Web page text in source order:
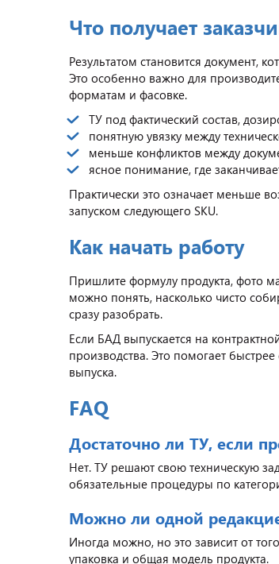
Что получает
Результатом становится документ,
Это особенно важно для
форматам и фасовке.
ТУ под фактический состав,
понятную увязку между
меньше конфликтов между
ясное понимание, где
Практически это означает меньше
запуском следующего SKU.
Как начать работу
Пришлите формулу продукта, фото
можно понять, насколько чисто
сразу разобрать.
Если БАД выпускается на
производства. Это помогает
выпуска.
FAQ
Достаточно ли ТУ, если
Нет. ТУ решают свою техническую
обязательные процедуры по
Можно ли одной
Иногда можно, но это зависит от
упаковка и общая модель продукта.